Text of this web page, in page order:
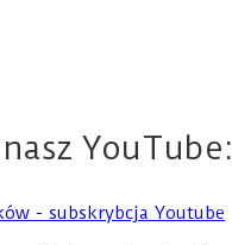
YouTube: